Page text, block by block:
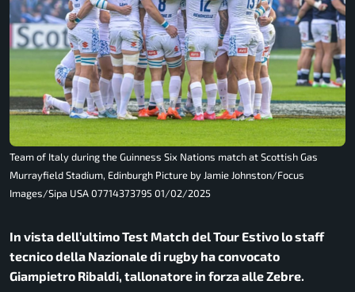
Team of Italy during the Guinness Six Nations match at Scottish Gas
Murrayfield Stadium, Edinburgh Picture by Jamie Johnston/Focus
Images/Sipa USA 07714373795 01/02/2025
In vista dell’ultimo Test Match del Tour Estivo lo staff
tecnico della Nazionale di rugby ha convocato
Giampietro Ribaldi, tallonatore in forza alle Zebre.